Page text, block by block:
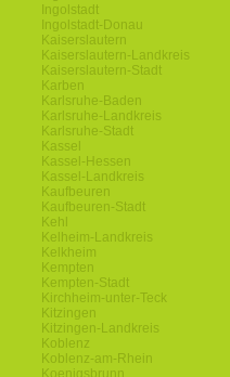
Ingolstadt
Ingolstadt-Donau
Kaiserslautern
Kaiserslautern-Landkreis
Kaiserslautern-Stadt
Karben
Karlsruhe-Baden
Karlsruhe-Landkreis
Karlsruhe-Stadt
Kassel
Kassel-Hessen
Kassel-Landkreis
Kaufbeuren
Kaufbeuren-Stadt
Kehl
Kelheim-Landkreis
Kelkheim
Kempten
Kempten-Stadt
Kirchheim-unter-Teck
Kitzingen
Kitzingen-Landkreis
Koblenz
Koblenz-am-Rhein
Koenigsbrunn